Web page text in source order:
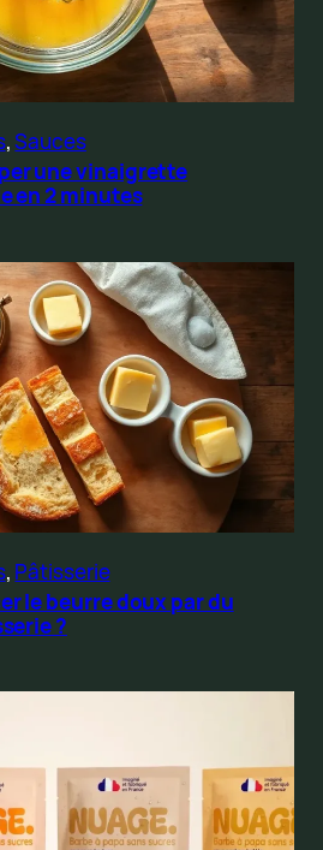
, Sauces
une vinaigrette
en 2 minutes
, Pâtisserie
le beurre doux par du
?